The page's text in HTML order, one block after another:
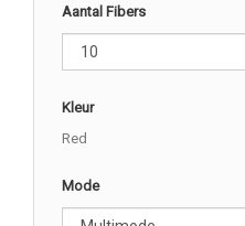
Aantal Fibers
Kleur
Red
Mode